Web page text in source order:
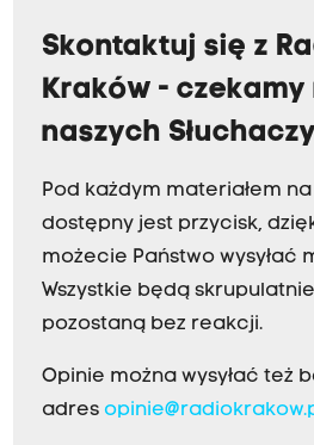
Skontaktuj się z
Kraków -
naszych Słuchaczy
Pod każdym materiałem
dostępny jest przycisk,
możecie Państwo wysyłać
Wszystkie będą
pozostaną bez reakcji.
Opinie można wysyłać też
adres